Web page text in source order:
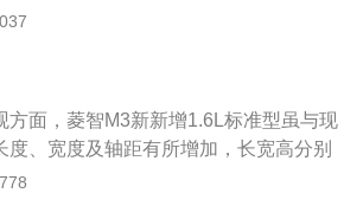
统显示屏上也会显示时间并能对时间
调节。直到经过调节操作，否则一直
面，菱智M3新新增1.6L标准型虽与现
、宽度及轴距有所增加，长宽高分别
，并且提供7座及9座车型。而1.6L